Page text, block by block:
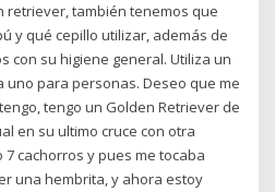
retriever, también tenemos que
y qué cepillo utilizar, además de
con su higiene general. Utiliza un
uno para personas. Deseo que me
tengo un Golden Retriever de
en su ultimo cruce con otra
cachorros y pues me tocaba
una hembrita, y ahora estoy